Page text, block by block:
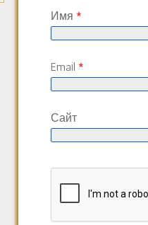
Имя*
Email*
Сайт